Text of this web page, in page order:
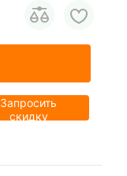
Запросить
скидку